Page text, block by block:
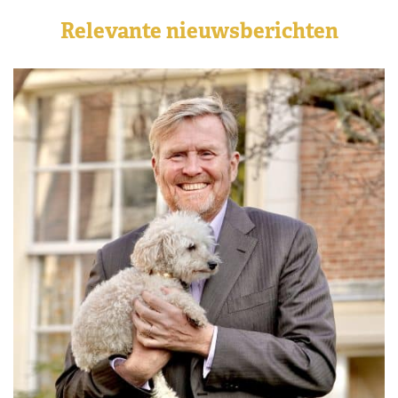
Relevante nieuwsberichten